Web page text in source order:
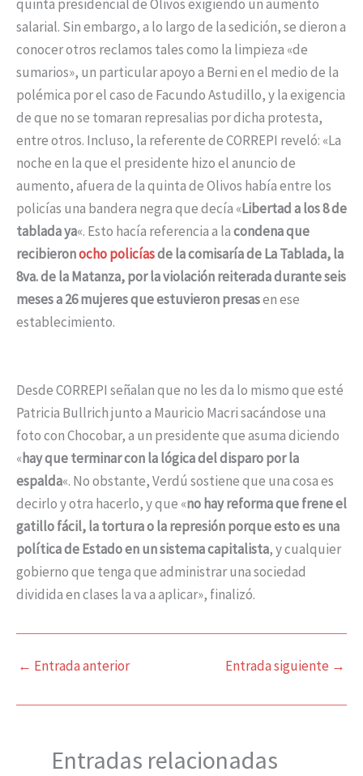
quinta presidencial de Olivos exigiendo un aumento
salarial. Sin embargo, a lo largo de la sedición, se dieron a
conocer otros reclamos tales como la limpieza «de
sumarios», un particular apoyo a Berni en el medio de la
polémica por el caso de Facundo Astudillo, y la exigencia
de que no se tomaran represalias por dicha protesta,
entre otros. Incluso, la referente de CORREPI reveló: «La
noche en la que el presidente hizo el anuncio de
aumento, afuera de la quinta de Olivos había entre los
policías una bandera negra que decía «Libertad a los 8 de
tablada ya«. Esto hacía referencia a lacondena que
recibieronocho policíasde la comisaría de La Tablada, la
8va. de la Matanza, por la violación reiterada durante seis
meses a 26 mujeres que estuvieron presasen ese
establecimiento.
Desde CORREPI señalan que no les da lo mismo que esté
Patricia Bullrich junto a Mauricio Macri sacándose una
foto con Chocobar, a un presidente que asuma diciendo
«hay que terminar con la lógica del disparo por la
espalda«. No obstante, Verdú sostiene que una cosa es
decirlo y otra hacerlo, y que «no hay reforma que frene el
gatillo fácil, la tortura o la represión porque esto es una
política de Estado en un sistema capitalista, y cualquier
gobierno que tenga que administrar una sociedad
dividida en clases la va a aplicar», finalizó.
← Entrada anterior Entrada siguiente →
Entradas relacionadas